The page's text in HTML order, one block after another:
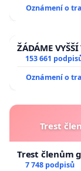
Oznámení o
ŽÁDÁME
153 661
Oznámení o
Trest
Trest členům
7 748 podpisů